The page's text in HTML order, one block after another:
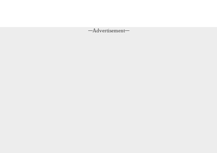
---Advertisement---